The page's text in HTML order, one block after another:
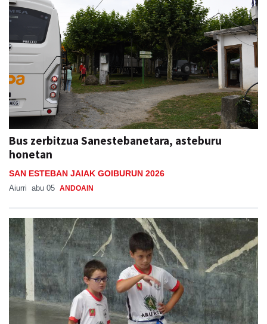
Bus zerbitzua Sanestebanetara, asteburu
honetan
SAN ESTEBAN JAIAK GOIBURUN 2026
Aiurri abu 05 ANDOAIN